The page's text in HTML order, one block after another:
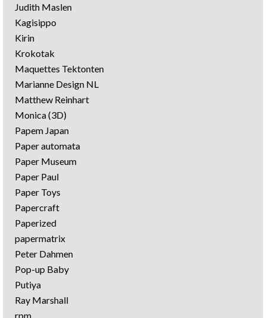
Judith Maslen
Kagisippo
Kirin
Krokotak
Maquettes Tektonten
Marianne Design NL
Matthew Reinhart
Monica (3D)
Papem Japan
Paper automata
Paper Museum
Paper Paul
Paper Toys
Papercraft
Paperized
papermatrix
Peter Dahmen
Pop-up Baby
Putiya
Ray Marshall
rpm